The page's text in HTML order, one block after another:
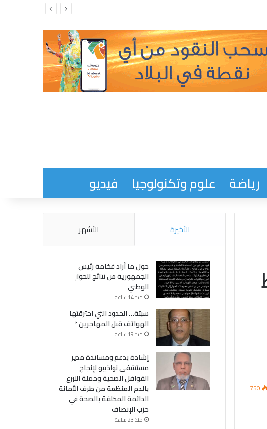
رياضة علوم وتكنولوجيا فيديو
750
الأخيرة الأشهر
حول ما أراد فخامة رئيس
الجمهورية من نتائج للحوار
الوطني
منذ 14 ساعة
سبتة… الحدود التي اخترقتها
الهواتف قبل المهاجرين *
منذ 19 ساعة
إشادة بدعم ومساندة مدير
مستشفى نواذيبو لإنجاح
القوافل الصحية وحملة التبرع
بالدم المنظمة من طرف الأمانة
الدائمة المكلفة بالصحة في
حزب الإنصاف
منذ 23 ساعة